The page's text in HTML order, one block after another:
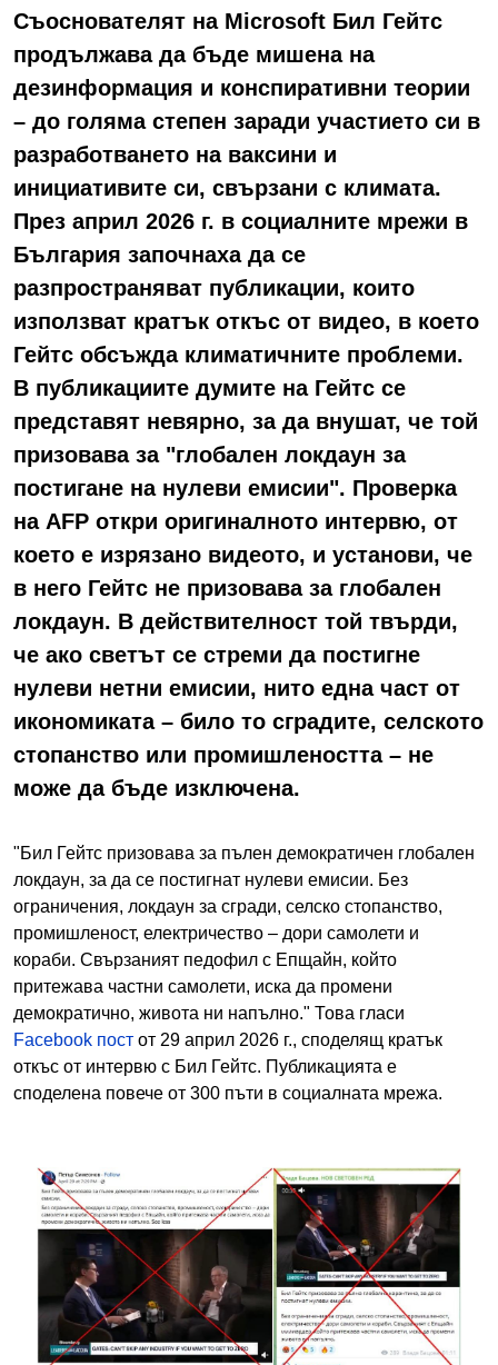
Съоснователят на Microsoft Бил Гейтс
продължава да бъде мишена на
дезинформация и конспиративни теории
– до голяма степен заради участието си в
разработването на ваксини и
инициативите си, свързани с климата.
През април 2026 г. в социалните мрежи в
България започнаха да се
разпространяват публикации, които
използват кратък откъс от видео, в което
Гейтс обсъжда климатичните проблеми.
В публикациите думите на Гейтс се
представят невярно, за да внушат, че той
призовава за "глобален локдаун за
постигане на нулеви емисии". Проверка
на AFP откри оригиналното интервю, от
което е изрязано видеото, и установи, че
в него Гейтс не призовава за глобален
локдаун. В действителност той твърди,
че ако светът се стреми да постигне
нулеви нетни емисии, нито една част от
икономиката – било то сградите, селското
стопанство или промишлеността – не
може да бъде изключена.
"Бил Гейтс призовава за пълен демократичен глобален
локдаун, за да се постигнат нулеви емисии. Без
ограничения, локдаун за сгради, селско стопанство,
промишленост, електричество – дори самолети и
кораби. Свързаният педофил с Епщайн, който
притежава частни самолети, иска да промени
демократично, живота ни напълно." Това гласи
Facebook пост от 29 април 2026 г., споделящ кратък
откъс от интервю с Бил Гейтс. Публикацията е
споделена повече от 300 пъти в социалната мрежа.
Image